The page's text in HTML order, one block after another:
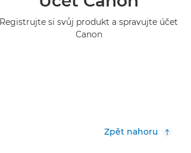
Registrujte si svůj produkt a spravujte účet
Canon
Zpět nahoru